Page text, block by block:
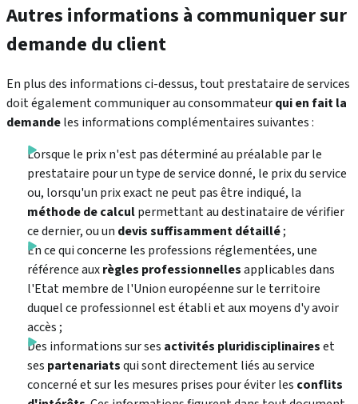
Autres informations à communiquer sur
demande du client
En plus des informations ci-dessus, tout prestataire de services
doit également communiquer au consommateurqui en fait la
demandeles informations complémentaires suivantes :
Lorsque le prix n'est pas déterminé au préalable par le
prestataire pour un type de service donné, le prix du service
ou, lorsqu'un prix exact ne peut pas être indiqué, la
méthode de calculpermettant au destinataire de vérifier
ce dernier, ou un devis suffisamment détaillé;
En ce qui concerne les professions réglementées, une
référence auxrègles professionnellesapplicables dans
l'Etat membre de l'Union européenne sur le territoire
duquel ce professionnel est établi et aux moyens d'y avoir
accès ;
Des informations sur ses activités pluridisciplinaireset
ses partenariatsqui sont directement liés au service
concerné et sur les mesures prises pour éviter les conflits